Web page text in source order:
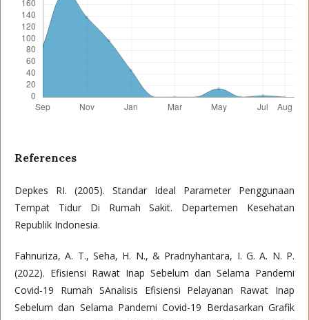
References
Depkes RI. (2005). Standar Ideal Parameter Penggunaan
Tempat Tidur Di Rumah Sakit. Departemen Kesehatan
Republik Indonesia.
Fahnuriza, A. T., Seha, H. N., & Pradnyhantara, I. G. A. N. P.
(2022). Efisiensi Rawat Inap Sebelum dan Selama Pandemi
Covid-19 Rumah SAnalisis Efisiensi Pelayanan Rawat Inap
Sebelum dan Selama Pandemi Covid-19 Berdasarkan Grafik